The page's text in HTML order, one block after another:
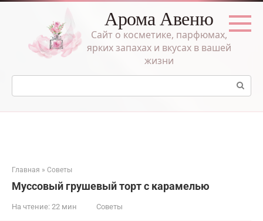
Перейти
Арома Авеню
Сайт о косметике, парфюмах,
ярких запахах и вкусах в вашей
жизни
Поиск:
Главная » Советы
Муссовый грушевый торт с карамелью
На чтение: 22 мин Советы